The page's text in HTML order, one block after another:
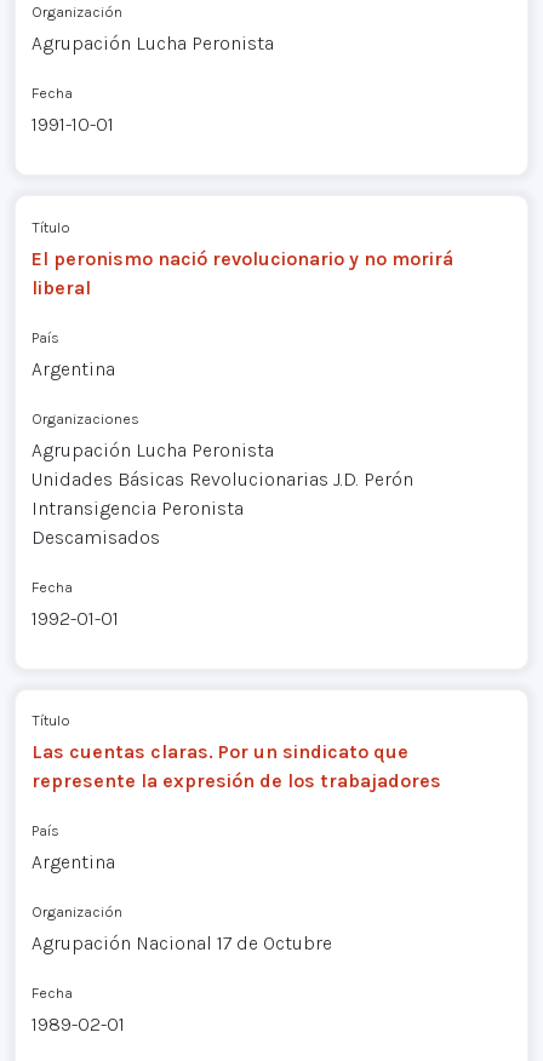
Organización
Agrupación Lucha Peronista
Fecha
1991-10-01
Título
El peronismo nació revolucionario y no morirá
liberal
País
Argentina
Organizaciones
Agrupación Lucha Peronista
Unidades Básicas Revolucionarias J.D. Perón
Intransigencia Peronista
Descamisados
Fecha
1992-01-01
Título
Las cuentas claras. Por un sindicato que
represente la expresión de los trabajadores
País
Argentina
Organización
Agrupación Nacional 17 de Octubre
Fecha
1989-02-01